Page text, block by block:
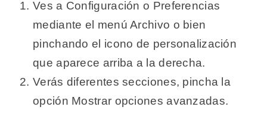
Ves a Configuración o Preferencias
mediante el menú Archivo o bien
pinchando el icono de personalización
que aparece arriba a la derecha.
Verás diferentes secciones, pincha la
opción Mostrar opciones avanzadas.